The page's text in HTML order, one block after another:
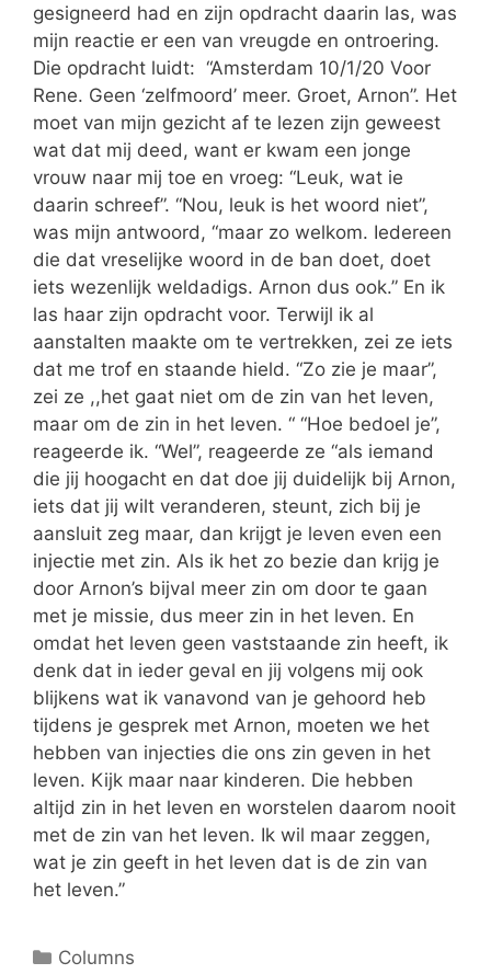
gesigneerd had en zijn opdracht daarin las, was
mijn reactie er een van vreugde en ontroering.
Die opdracht luidt: “Amsterdam 10/1/20 Voor
Rene. Geen ‘zelfmoord’ meer. Groet, Arnon”. Het
moet van mijn gezicht af te lezen zijn geweest
wat dat mij deed, want er kwam een jonge
vrouw naar mij toe en vroeg: “Leuk, wat ie
daarin schreef”. “Nou, leuk is het woord niet”,
was mijn antwoord, “maar zo welkom. Iedereen
die dat vreselijke woord in de ban doet, doet
iets wezenlijk weldadigs. Arnon dus ook.” En ik
las haar zijn opdracht voor. Terwijl ik al
aanstalten maakte om te vertrekken, zei ze iets
dat me trof en staande hield. “Zo zie je maar”,
zei ze ,,het gaat niet om de zin van het leven,
maar om de zin in het leven. “ “Hoe bedoel je”,
reageerde ik. “Wel”, reageerde ze “als iemand
die jij hoogacht en dat doe jij duidelijk bij Arnon,
iets dat jij wilt veranderen, steunt, zich bij je
aansluit zeg maar, dan krijgt je leven even een
injectie met zin. Als ik het zo bezie dan krijg je
door Arnon’s bijval meer zin om door te gaan
met je missie, dus meer zin in het leven. En
omdat het leven geen vaststaande zin heeft, ik
denk dat in ieder geval en jij volgens mij ook
blijkens wat ik vanavond van je gehoord heb
tijdens je gesprek met Arnon, moeten we het
hebben van injecties die ons zin geven in het
leven. Kijk maar naar kinderen. Die hebben
altijd zin in het leven en worstelen daarom nooit
met de zin van het leven. Ik wil maar zeggen,
wat je zin geeft in het leven dat is de zin van
het leven.”
Columns